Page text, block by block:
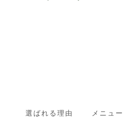
選ばれる理由 メニュー